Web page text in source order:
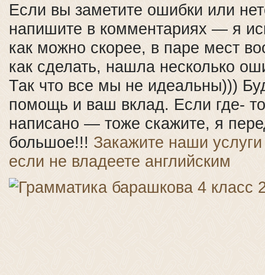
Если вы заметите ошибки или
напишите в комментариях — я
как можно скорее, в паре мест
как сделать, нашла несколько
Так что все мы не идеальны)))
помощь и ваш вклад. Если где-
написано — тоже скажите, я
большое!!! Закажите наши
если не владеете английским